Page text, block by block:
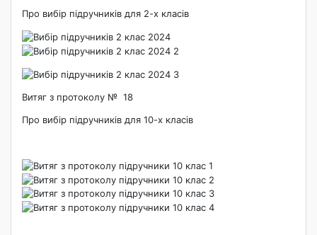
Про вибір підручників для 2-х класів
Витяг з протоколу № 18
Про вибір підручників для 10-х класів